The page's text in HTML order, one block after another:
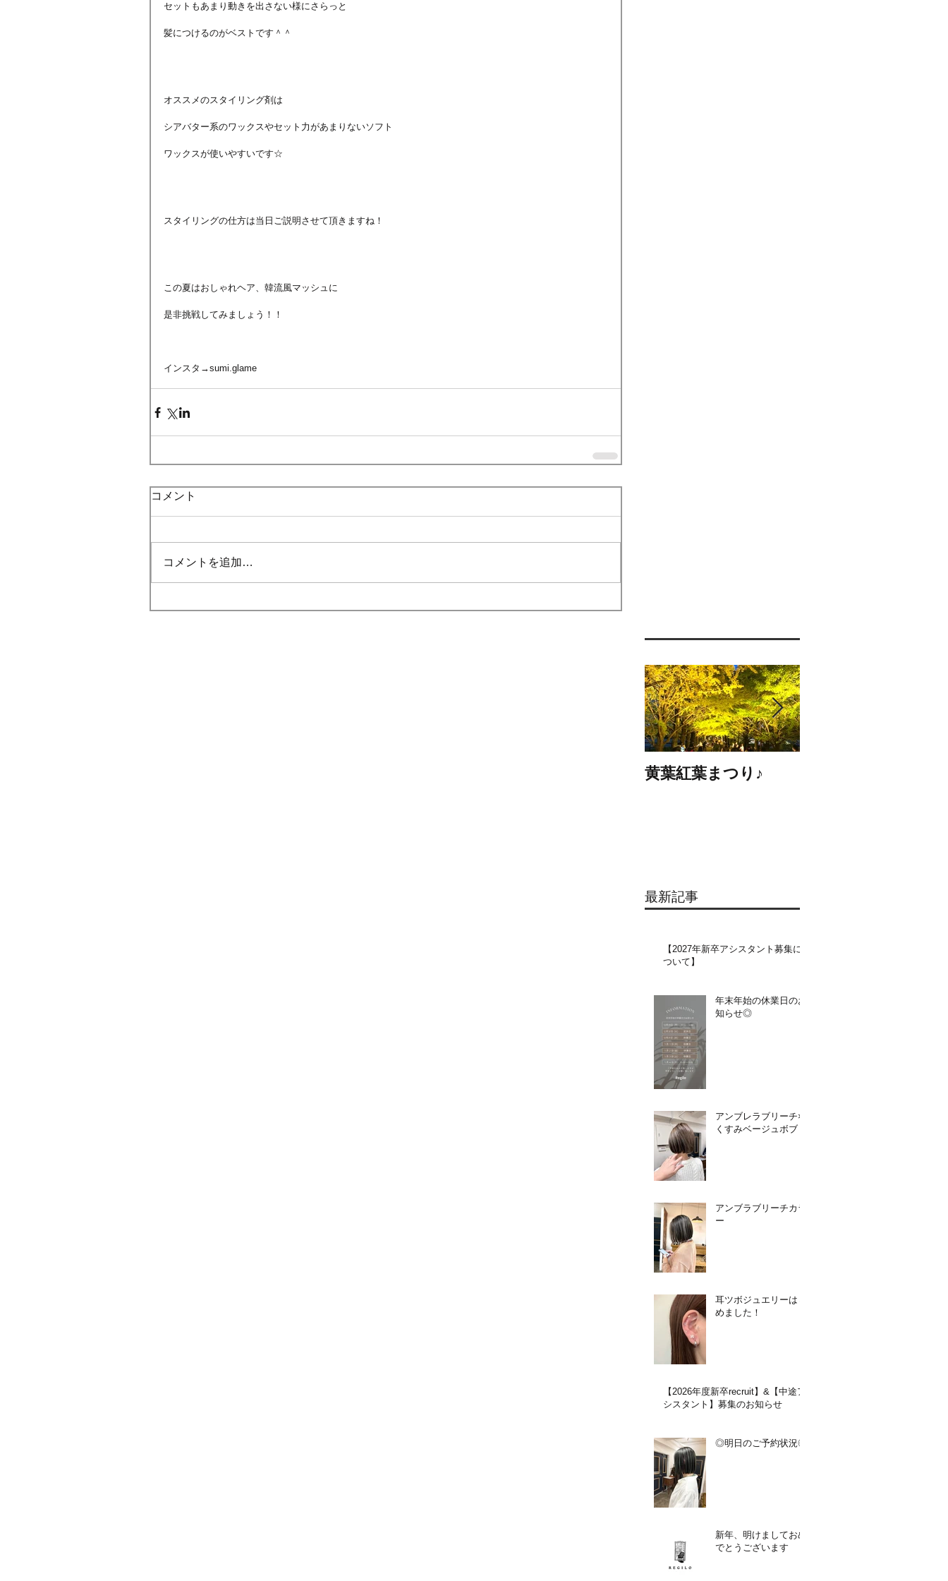
セットもあまり動きを出さない様にさらっと
髪につけるのがベストです＾＾
オススメのスタイリング剤は
シアバター系のワックスやセット力があまりないソフト
ワックスが使いやすいです☆
スタイリングの仕方は当日ご説明させて頂きますね！
この夏はおしゃれヘア、韓流風マッシュに
是非挑戦してみましょう！！
インスタ→sumi.glame
コメント
コメントを追加…
黄葉紅葉まつり♪
最新記事
【2027年新卒アシスタント募集に
ついて】​​
年末年始の休業日のお
知らせ◎
アンブレラブリーチ×
くすみベージュボブ
アンブラブリーチカラ
ー
耳ツボジュエリーはじ
めました！
【2026年度新卒recruit】&【中途ア
シスタント】募集のお知らせ
◎明日のご予約状況◎
新年、明けましておめ
でとうございます